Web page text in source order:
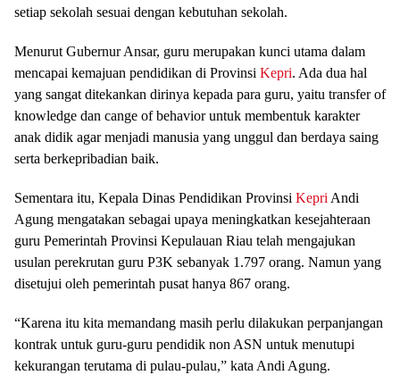
setiap sekolah sesuai dengan kebutuhan sekolah.
Menurut Gubernur Ansar, guru merupakan kunci utama dalam
mencapai kemajuan pendidikan di Provinsi Kepri. Ada dua hal
yang sangat ditekankan dirinya kepada para guru, yaitu transfer of
knowledge dan cange of behavior untuk membentuk karakter
anak didik agar menjadi manusia yang unggul dan berdaya saing
serta berkepribadian baik.
Sementara itu, Kepala Dinas Pendidikan Provinsi Kepri Andi
Agung mengatakan sebagai upaya meningkatkan kesejahteraan
guru Pemerintah Provinsi Kepulauan Riau telah mengajukan
usulan perekrutan guru P3K sebanyak 1.797 orang. Namun yang
disetujui oleh pemerintah pusat hanya 867 orang.
“Karena itu kita memandang masih perlu dilakukan perpanjangan
kontrak untuk guru-guru pendidik non ASN untuk menutupi
kekurangan terutama di pulau-pulau,” kata Andi Agung.